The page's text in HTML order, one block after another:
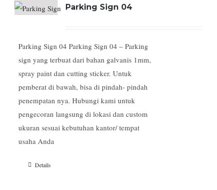
Parking Sign 04
Parking Sign 04 Parking Sign 04 – Parking
sign yang terbuat dari bahan galvanis 1mm,
spray paint dan cutting sticker. Untuk
pemberat di bawah, bisa di pindah- pindah
penempatan nya. Hubungi kami untuk
pengecoran langsung di lokasi dan custom
ukuran sesuai kebutuhan kantor/ tempat
usaha Anda
Details